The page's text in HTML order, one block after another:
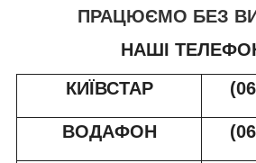
ПРАЦЮЄМО БЕЗ
НАШІ
КИЇВСТАР
ВОДАФОН